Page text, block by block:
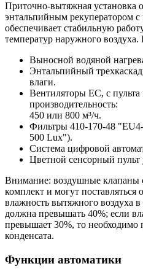
Приточно-вытяжная установка
энтальпийным рекуператором
обеспечивает стабильную
температур наружного воздуха.
Выносной водяной
Энтальпийный
влаги.
Вентиляторы EC, с
производительность:
450 или 800 м³/ч.
Фильтры 410-170-48
500 Lux").
Система цифровой
Цветной сенсорный
Внимание: воздушные клапаны
комплект и могут поставляться
влажность вытяжного воздуха
должна превышать 40%; если
превышает 30%, то необходимо
конденсата.
Функции автоматики